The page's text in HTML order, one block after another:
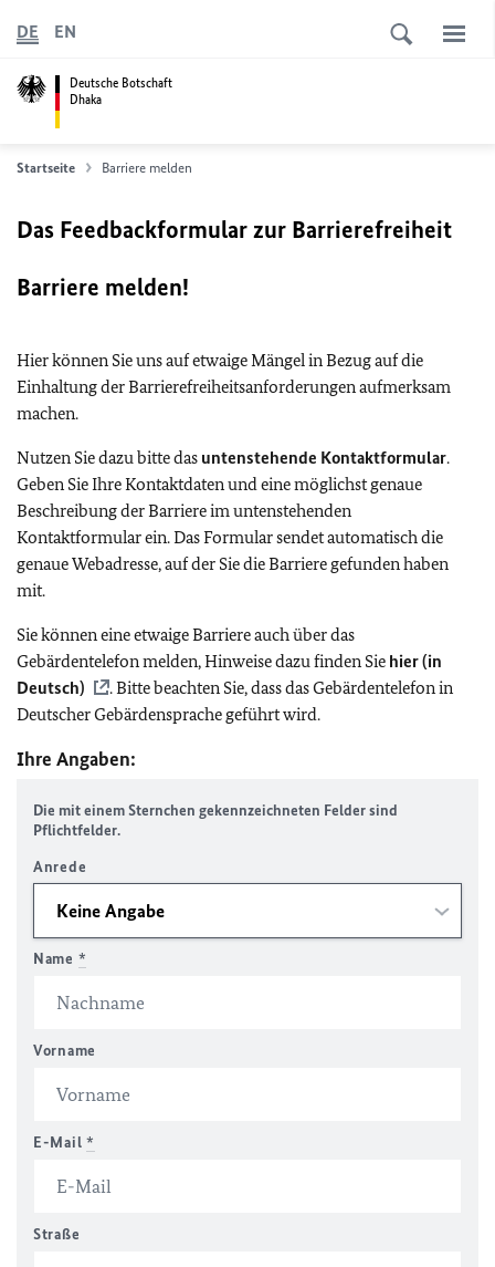
Deutsche Botschaft
Dhaka
DE EN
Startseite Barriere melden
Das Feedbackformular zur Barrierefreiheit
Barriere melden!
Hier können Sie uns auf etwaige Mängel in Bezug auf die
Einhaltung der Barrierefreiheitsanforderungen aufmerksam
machen.
Nutzen Sie dazu bitte das untenstehende Kontaktformular.
Geben Sie Ihre Kontaktdaten und eine möglichst genaue
Beschreibung der Barriere im untenstehenden
Kontaktformular ein. Das Formular sendet automatisch die
genaue Webadresse, auf der Sie die Barriere gefunden haben
mit.
Sie können eine etwaige Barriere auch über das
Gebärdentelefon melden, Hinweise dazu finden Sie hier (in
Deutsch)
. Bitte beachten Sie, dass das Gebärdentelefon in
Deutscher Gebärdensprache geführt wird.
Ihre Angaben:
Die mit einem Sternchen gekennzeichneten Felder sind
Pflichtfelder.
Anrede
Name *
Vorname
E-Mail *
Straße